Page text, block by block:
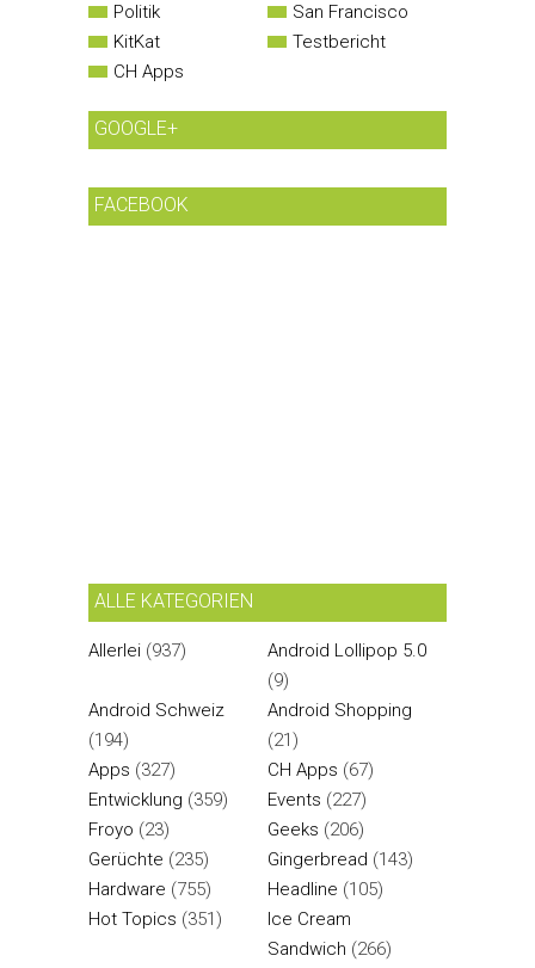
Politik
San Francisco
KitKat
Testbericht
CH Apps
GOOGLE+
FACEBOOK
ALLE KATEGORIEN
Allerlei (937)
Android Lollipop 5.0
(9)
Android Schweiz
(194)
Android Shopping
(21)
Apps (327) CH Apps (67)
Entwicklung (359) Events (227)
Froyo (23) Geeks (206)
Gerüchte (235) Gingerbread (143)
Hardware (755) Headline (105)
Hot Topics (351)
Ice Cream
Sandwich (266)